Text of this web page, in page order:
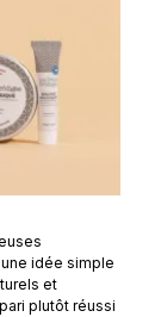
idée simple
et
plutôt réussi